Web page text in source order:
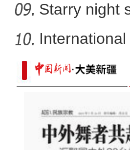
实拍新疆
Starry night